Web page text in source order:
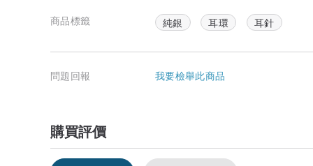
商品標籤 純銀 耳環 耳針
問題回報 我要檢舉此商品
購買評價